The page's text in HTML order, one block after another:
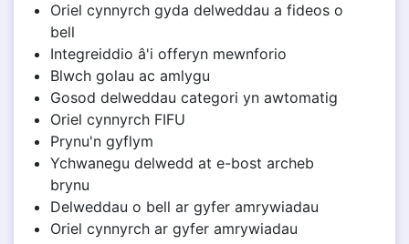
Oriel cynnyrch gyda delweddau a fideos o
bell
Integreiddio â'i offeryn mewnforio
Blwch golau ac amlygu
Gosod delweddau categori yn awtomatig
Oriel cynnyrch FIFU
Prynu'n gyflym
Ychwanegu delwedd at e-bost archeb
brynu
Delweddau o bell ar gyfer amrywiadau
Oriel cynnyrch ar gyfer amrywiadau